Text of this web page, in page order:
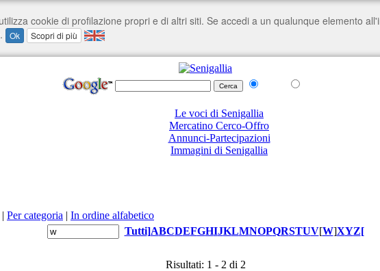
Le voci di Senigallia
Mercatino Cerco-Offro
Annunci-Partecipazioni
Immagini di Senigallia
| Per categoria | In ordine alfabetico
Tutti]ABCDEFGHIJKLMNOPQRSTUV[W]XYZ[
Risultati: 1 - 2 di 2